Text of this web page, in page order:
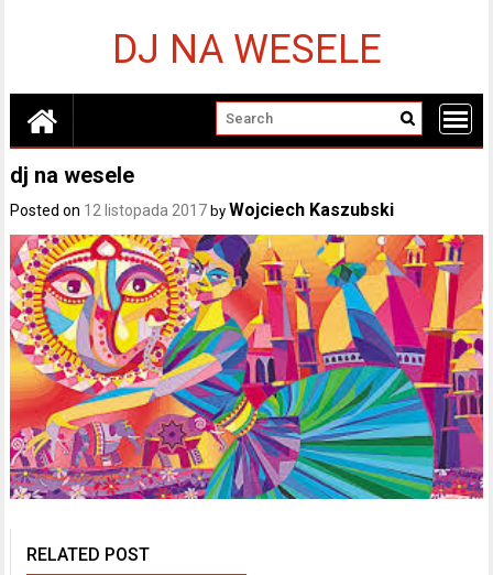
DJ NA WESELE
dj na wesele
Posted on 12 listopada 2017 by Wojciech Kaszubski
RELATED POST